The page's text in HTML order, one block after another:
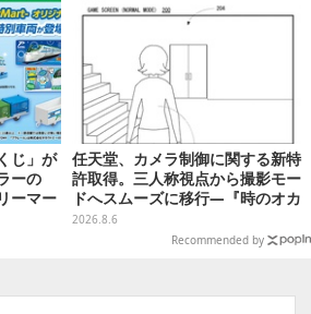
じ」が
ーの
ーマー
注目
任天堂、カメラ制御に関する新特
許取得。三人称視点から撮影モー
ドへスムーズに移行―『時のオカ
リナ』リメイク版との関連を推測
2026.8.6
Recommended by